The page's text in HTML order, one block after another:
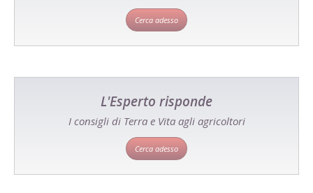
Cerca adesso
L'Esperto risponde
I consigli di Terra e Vita agli agricoltori
Cerca adesso